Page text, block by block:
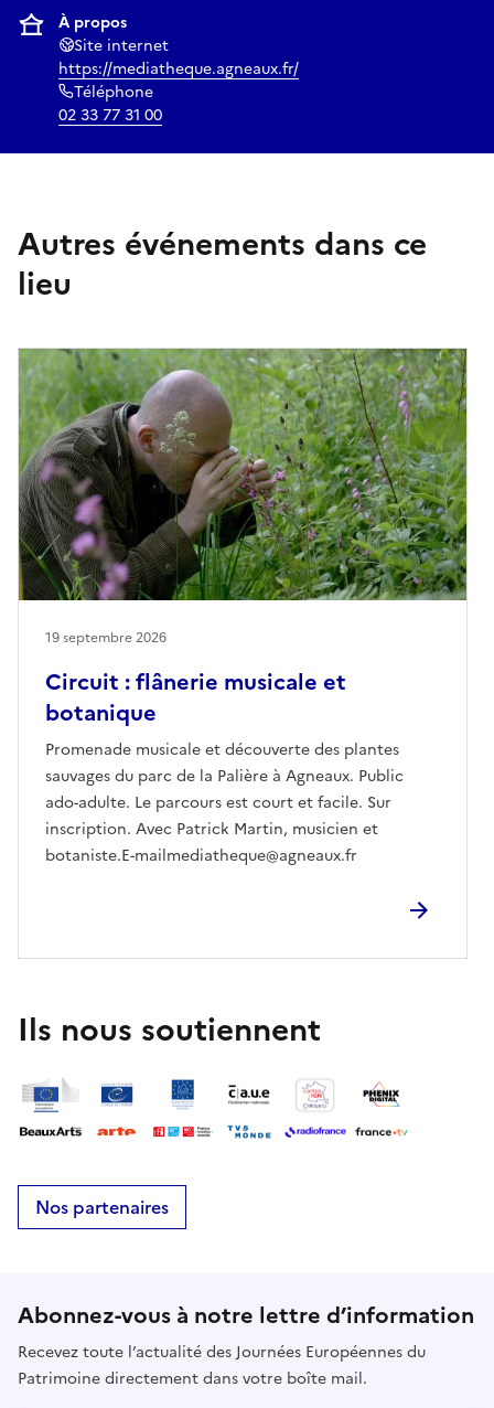
À propos
Site internet
https://mediatheque.agneaux.fr/
Téléphone
02 33 77 31 00
Autres événements dans ce
lieu
Circuit : flânerie musicale et
botanique
Promenade musicale et découverte des plantes
sauvages du parc de la Palière à Agneaux. Public
ado-adulte. Le parcours est court et facile. Sur
inscription. Avec Patrick Martin, musicien et
botaniste.E-mailmediatheque@agneaux.fr
19 septembre 2026
Ils nous soutiennent
Nos partenaires
Abonnez-vous à notre lettre d’information
Recevez toute l’actualité des Journées Européennes du
Patrimoine directement dans votre boîte mail.